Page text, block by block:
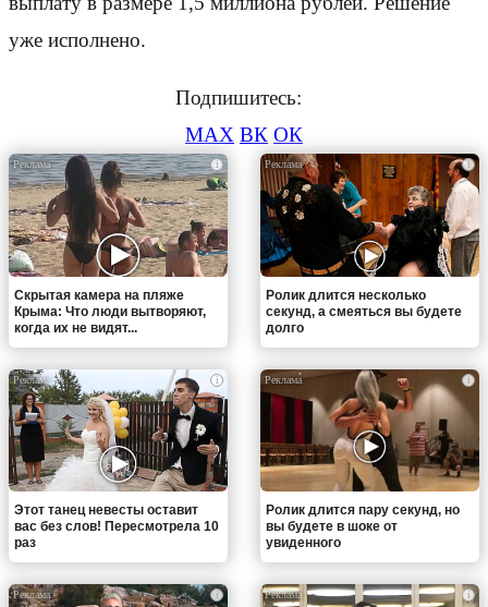
уже исполнено.
Подпишитесь:
MAX ВК ОК
i
Скрытая камера на пляже
Крыма: Что люди вытворяют,
когда их не видят...
i
Ролик длится несколько
секунд, а смеяться вы будете
долго
i
Этот танец невесты оставит
вас без слов! Пересмотрела 10
раз
i
Ролик длится пару секунд, но
вы будете в шоке от
увиденного
i i